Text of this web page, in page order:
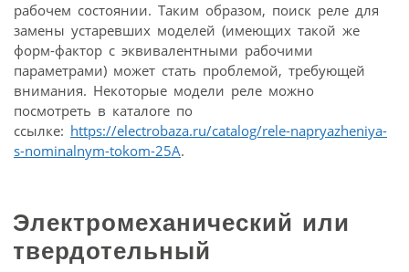
рабочем состоянии. Таким образом, поиск реле для
замены устаревших моделей (имеющих такой же
форм-фактор с эквивалентными рабочими
параметрами) может стать проблемой, требующей
внимания. Некоторые модели реле можно
посмотреть в каталоге по
ссылке: https://electrobaza.ru/catalog/rele-napryazheniya-
s-nominalnym-tokom-25A.
Электромеханический или
твердотельный